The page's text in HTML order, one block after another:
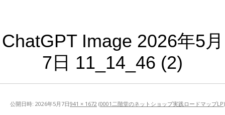
ChatGPT Image 2026年5月
7日 11_14_46 (2)
公開日時: 2026年5月7日941 × 1672 (0001二階堂のネットショップ実践ロードマップLP)